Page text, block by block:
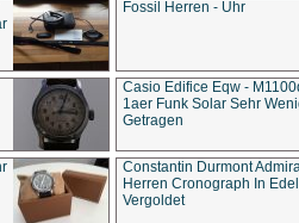
Fossil Herren - Uhr
Casio Edifice Eqw -
1aer Funk Solar Sehr
Getragen
Constantin Durmont
Herren Cronograph In
Vergoldet